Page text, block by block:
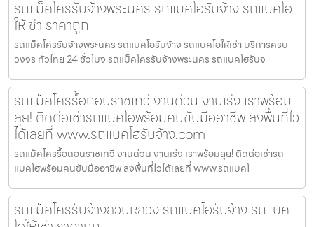
รถแม็คโครรับจ้างพระนคร รถแบคโฮรับจ้าง รถแบคโฮ
ให้เช่า ราคาถูก
รถแม็คโครรับจ้างพระนคร รถแบคโฮรับจ้าง รถแบคโฮให้เช่า บริการครบ
วงจร ทั่วไทย 24 ชั่วโมง รถแม็คโครรับจ้างพระนคร รถแบคโฮรับจ
รถแม็คโครรื้อถอนราชเทวี งานด่วน งานเร่ง เราพร้อม
ลุย! ติดต่อเช่ารถแบคโฮพร้อมคนขับมืออาชีพ ลงพื้นที่ไว
ได้เลยที่ www.รถแบคโฮรับจ้าง.com
รถแม็คโครรื้อถอนราชเทวี งานด่วน งานเร่ง เราพร้อมลุย! ติดต่อเช่ารถ
แบคโฮพร้อมคนขับมืออาชีพ ลงพื้นที่ไวได้เลยที่ www.รถแบคโ
รถแม็คโครรับจ้างสวนหลวง รถแบคโฮรับจ้าง รถแบค